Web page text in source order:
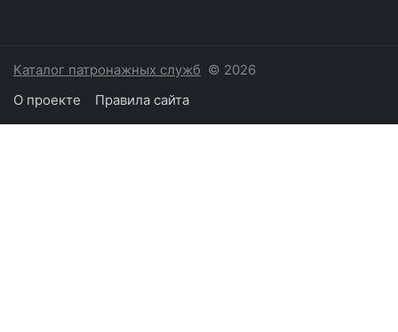
Каталог патронажных служб © 2026
О проекте
Правила сайта